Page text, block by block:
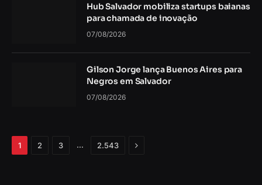
Hub Salvador mobiliza startups baianas
para chamada de inovação
07/08/2026
Gilson Jorge lança Buenos Aires para
Negros em Salvador
07/08/2026
1 2 3 … 2.543 Próximo